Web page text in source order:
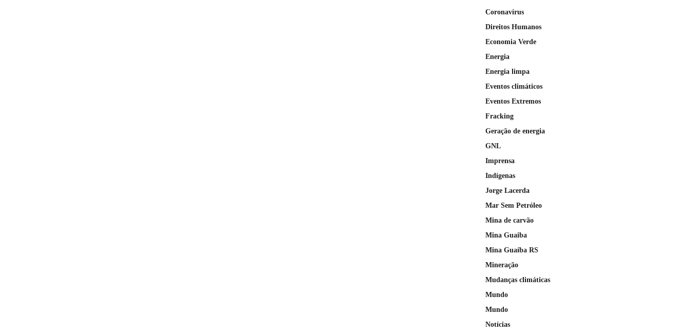
Coronavírus
Direitos Humanos
Economia Verde
Energia
Energia limpa
Eventos climáticos
Eventos Extremos
Fracking
Geração de energia
GNL
Imprensa
Indígenas
Jorge Lacerda
Mar Sem Petróleo
Mina de carvão
Mina Guaiba
Mina Guaíba RS
Mineração
Mudanças climáticas
Mundo
Mundo
Notícias